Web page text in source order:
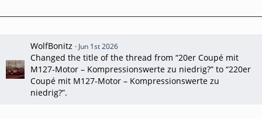
WolfBonitz Jun 1st 2026
Changed the title of the thread from “20er Coupé mit
M127-Motor – Kompressionswerte zu niedrig?” to “220er
Coupé mit M127-Motor – Kompressionswerte zu
niedrig?”.